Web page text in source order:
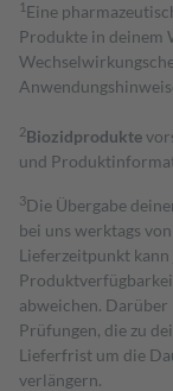
1 Eine
Produkte in deinem
2Biozidprodukte
und
3Die Übergabe
bei uns werktags
Lieferzeitpunkt
abweichen.
Prüfungen, die zu
Lieferfrist um die
verlängern.